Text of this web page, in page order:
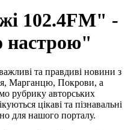
102.4FM" -
настрою"
та правдиві новини з
Марганцю, Покрови, а
рубрику авторських
цікаві та пізнавальні
для нашого порталу.